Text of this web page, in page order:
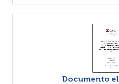
Documento